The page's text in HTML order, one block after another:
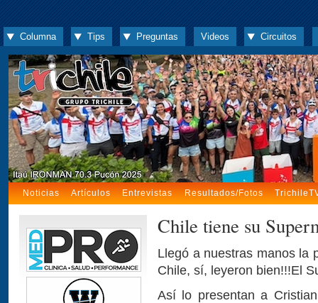
Columna Tips Preguntas Videos Circuitos
Noticias Artículos Entrevistas Resultados/Fotos
Chile tiene su
Llegó a nuestras manos la
Chile, sí, leyeron bien!!!El
Así lo presentan a